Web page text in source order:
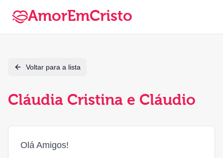
AmorEmCristo
Voltar para a lista
Cláudia Cristina e Cláudio
Olá Amigos!